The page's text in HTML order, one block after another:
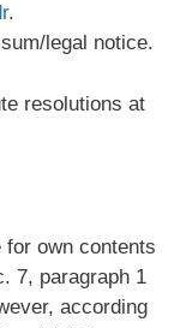
.
legal notice.
resolutions at
own contents
7, paragraph 1
according